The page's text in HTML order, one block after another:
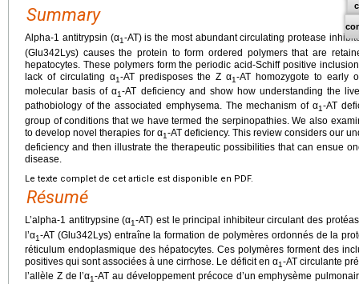
Summary
Alpha-1 antitrypsin (α1-AT) is the most abundant circulating protease
(Glu342Lys) causes the protein to form ordered polymers that are
hepatocytes. These polymers form the periodic acid-Schiff positive
lack of circulating α1-AT predisposes the Z α1-AT homozygote to early
molecular basis of α1-AT deficiency and show how understanding the
pathobiology of the associated emphysema. The mechanism of α1-AT
group of conditions that we have termed the serpinopathies. We also
to develop novel therapies for α1-AT deficiency. This review considers our
deficiency and then illustrate the therapeutic possibilities that can ensue
disease.
Le texte complet de cet article est disponible en PDF.
Résumé
L’alpha-1 antitrypsine (α1-AT) est le principal inhibiteur circulant des
l’α1-AT (Glu342Lys) entraîne la formation de polymères ordonnés de la
réticulum endoplasmique des hépatocytes. Ces polymères forment des
positives qui sont associées à une cirrhose. Le déficit en α1-AT circulante
l’allèle Z de l’α1-AT au développement précoce d’un emphysème